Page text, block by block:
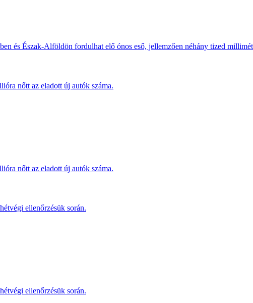
és Észak-Alföldön fordulhat elő ónos eső, jellemzően néhány tized
nőtt az eladott új autók száma.
nőtt az eladott új autók száma.
ellenőrzésük során.
ellenőrzésük során.